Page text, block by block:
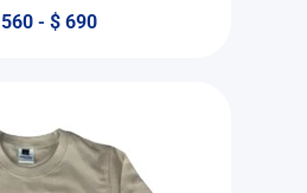
560 - $ 690